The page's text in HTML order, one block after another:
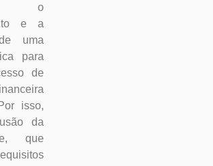
o
e a
uma
para
de
isso,
da
que